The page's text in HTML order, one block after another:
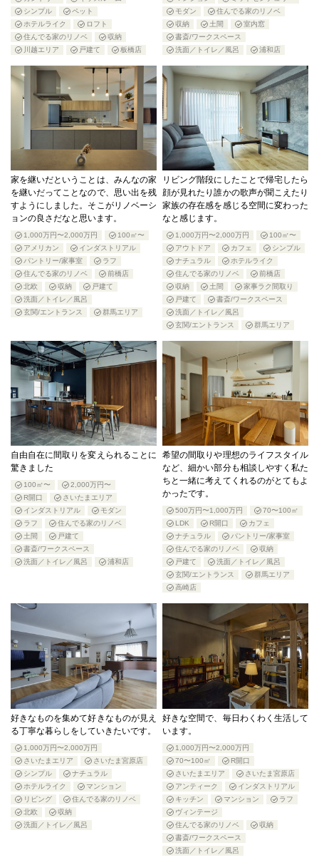
シンプル
ペット
ホテルライク
ロフト
住んでる家のリノベ
収納
川越エリア
戸建て 板橋店
モダン
住んでる家のリノベ
収納
土間
室内窓
書斎/ワークスペース
洗面／トイレ／風呂
浦和店
家を継いだということは、みんなの家
を継いだってことなので、思い出を残
すようにしました。そこがリノベーシ
ョンの良さだなと思います。
1,000万円〜2,000万円
100㎡〜
アメリカン
インダストリアル
パントリー/家事室
ラフ
住んでる家のリノベ
前橋店
北欧
収納
戸建て
洗面／トイレ／風呂
玄関/エントランス
群馬エリア
リビング階段にしたことで帰宅したら
顔が見れたり誰かの歌声が聞こえたり
家族の存在感を感じる空間に変わった
なと感じます。
1,000万円〜2,000万円
100㎡〜
アウトドア
カフェ
シンプル
ナチュラル
ホテルライク
住んでる家のリノベ
前橋店
収納
土間
家事ラク間取り
戸建て
書斎/ワークスペース
洗面／トイレ／風呂
玄関/エントランス
群馬エリア
自由自在に間取りを変えられることに
驚きました
100㎡〜
2,000万円〜
R開口
さいたまエリア
インダストリアル
モダン
ラフ
住んでる家のリノベ
土間
戸建て
書斎/ワークスペース
洗面／トイレ／風呂
浦和店
希望の間取りや理想のライフスタイル
など、細かい部分も相談しやすく私た
ちと一緒に考えてくれるのがとてもよ
かったです。
500万円〜1,000万円
70〜100㎡
LDK
R開口
カフェ
ナチュラル
パントリー/家事室
住んでる家のリノベ
収納
戸建て
洗面／トイレ／風呂
玄関/エントランス
群馬エリア
高崎店
好きなものを集めて好きなものが見え
る丁寧な暮らしをしていきたいです。
1,000万円〜2,000万円
さいたまエリア
さいたま宮原店
シンプル
ナチュラル
ホテルライク
マンション
リビング
住んでる家のリノベ
北欧
収納
洗面／トイレ／風呂
好きな空間で、毎日わくわく生活して
います。
1,000万円〜2,000万円
70〜100㎡
R開口
さいたまエリア
さいたま宮原店
アンティーク
インダストリアル
キッチン
マンション
ラフ
ヴィンテージ
住んでる家のリノベ
収納
書斎/ワークスペース
洗面／トイレ／風呂